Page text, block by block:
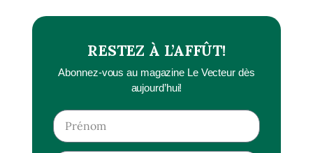
RESTEZ À L’AFFÛT!
Abonnez-vous au magazine Le Vecteur dès
aujourd’hui!